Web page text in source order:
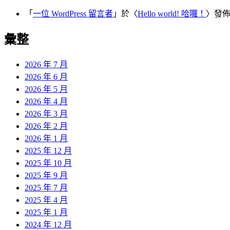
「 一位 WordPress 留言者 」於〈Hello world! 哈囉！ 〉發
彙整
2026 年 7 月
2026 年 6 月
2026 年 5 月
2026 年 4 月
2026 年 3 月
2026 年 2 月
2026 年 1 月
2025 年 12 月
2025 年 10 月
2025 年 9 月
2025 年 7 月
2025 年 4 月
2025 年 1 月
2024 年 12 月